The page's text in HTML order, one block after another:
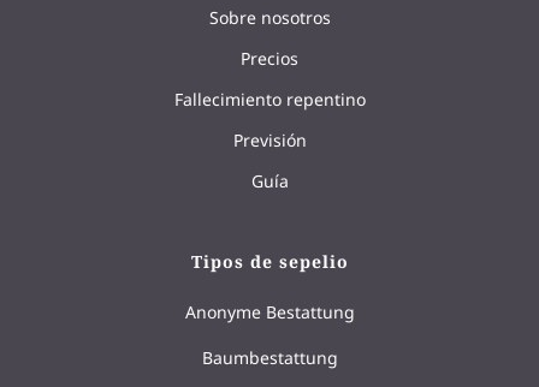
Sobre nosotros
Precios
Fallecimiento repentino
Previsión
Guía
Tipos de sepelio
Anonyme Bestattung
Baumbestattung